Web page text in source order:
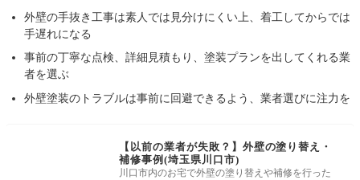
外壁の手抜き工事は素人では見分けにくい上、着工してからでは
手遅れになる
事前の丁寧な点検、詳細見積もり、塗装プランを出してくれる業
者を選ぶ
外壁塗装のトラブルは事前に回避できるよう、業者選びに注力を
【以前の業者が失敗？】外壁の塗り替え・
補修事例(埼玉県川口市)
川口市内のお宅で外壁の塗り替えや補修を行った